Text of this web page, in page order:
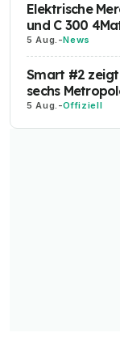
Elektrische
und C 300
5 Aug. -News
Smart #2
sechs
5 Aug. -Offiziell